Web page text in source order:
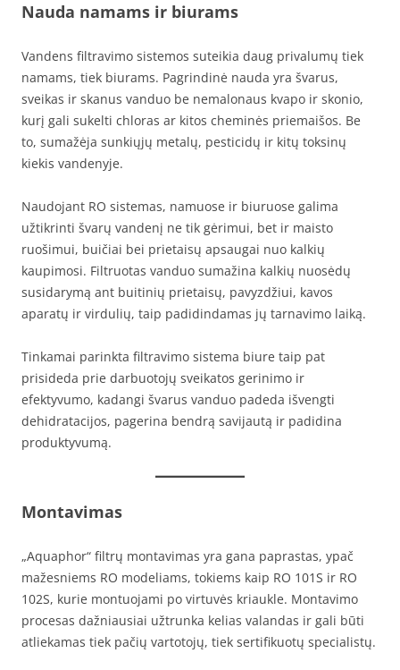
Nauda namams ir biurams
Vandens filtravimo sistemos suteikia daug privalumų tiek
namams, tiek biurams. Pagrindinė nauda yra švarus,
sveikas ir skanus vanduo be nemalonaus kvapo ir skonio,
kurį gali sukelti chloras ar kitos cheminės priemaišos. Be
to, sumažėja sunkiųjų metalų, pesticidų ir kitų toksinų
kiekis vandenyje.
Naudojant RO sistemas, namuose ir biuruose galima
užtikrinti švarų vandenį ne tik gėrimui, bet ir maisto
ruošimui, buičiai bei prietaisų apsaugai nuo kalkių
kaupimosi. Filtruotas vanduo sumažina kalkių nuosėdų
susidarymą ant buitinių prietaisų, pavyzdžiui, kavos
aparatų ir virdulių, taip padidindamas jų tarnavimo laiką.
Tinkamai parinkta filtravimo sistema biure taip pat
prisideda prie darbuotojų sveikatos gerinimo ir
efektyvumo, kadangi švarus vanduo padeda išvengti
dehidratacijos, pagerina bendrą savijautą ir padidina
produktyvumą.
Montavimas
„Aquaphor“ filtrų montavimas yra gana paprastas, ypač
mažesniems RO modeliams, tokiems kaip RO 101S ir RO
102S, kurie montuojami po virtuvės kriaukle. Montavimo
procesas dažniausiai užtrunka kelias valandas ir gali būti
atliekamas tiek pačių vartotojų, tiek sertifikuotų specialistų.